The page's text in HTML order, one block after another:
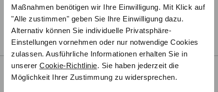
Maßnahmen benötigen wir Ihre Einwilligung. Mit Klick auf
"Alle zustimmen" geben Sie Ihre Einwilligung dazu.
Alternativ können Sie individuelle Privatsphäre-
Einstellungen vornehmen oder nur notwendige Cookies
zulassen. Ausführliche Informationen erhalten Sie in
unserer Cookie-Richtlinie. Sie haben jederzeit die
Möglichkeit Ihrer Zustimmung zu widersprechen.
o
e
n
)
Große Auswahl bekannter Marken
Entdecken Sie unser umfangreiches Sortiment an
renommierten Marken für Öfen und Ofenzubehör.
Mehr zu Kaminen und Öfen:
Ofenratgeber
Referenzen